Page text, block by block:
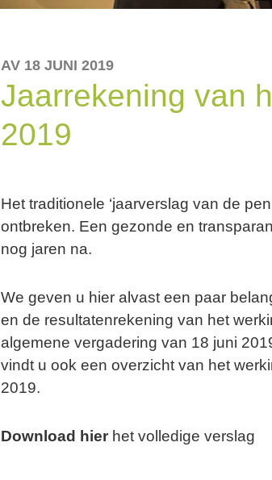
AV 18 JUNI 2019
Jaarrekening van
2019
Het traditionele ‘jaarverslag van de
ontbreken. Een gezonde en
nog jaren na.
We geven u hier alvast een paar
en de resultatenrekening van het
algemene vergadering van 18 juni
vindt u ook een overzicht van het
2019.
Download hier het volledige verslag